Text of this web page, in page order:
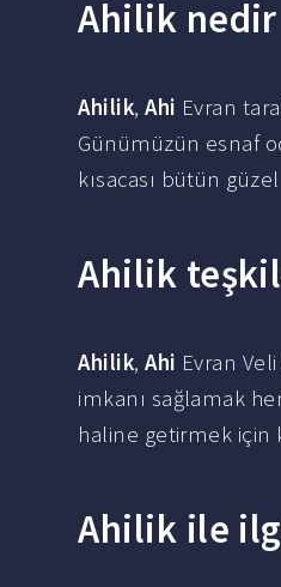
Ahilik nedir
Ahilik,Ahi Evran
Günümüzün esnaf
kısacası bütün
Ahilik
Ahilik,Ahi Evran
imkanı sağlamak
haline getirmek için
Ahilik ile